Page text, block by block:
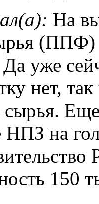
На
уже
нет,
сырья.
НПЗ на
150